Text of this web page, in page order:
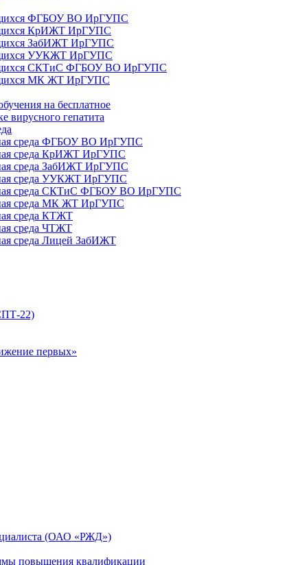
ФГБОУ ВО ИрГУПС
КрИЖТ ИрГУПС
ЗабИЖТ ИрГУПС
УУКЖТ ИрГУПС
СКТиС ФГБОУ ВО ИрГУПС
МК ЖТ ИрГУПС
на бесплатное
вирусного гепатита
среда ФГБОУ ВО ИрГУПС
среда КрИЖТ ИрГУПС
среда ЗабИЖТ ИрГУПС
среда УУКЖТ ИрГУПС
среда СКТиС ФГБОУ ВО ИрГУПС
среда МК ЖТ ИрГУПС
среда КТЖТ
среда ЧТЖТ
среда Лицей ЗабИЖТ
22)
первых»
(ОАО «РЖД»)
повышения квалификации